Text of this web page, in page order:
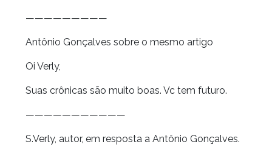
—————————
Antônio Gonçalves sobre o mesmo artigo
Oi Verly,
Suas crônicas são muito boas. Vc tem futuro.
———————————
S.Verly, autor, em resposta a Antônio Gonçalves.